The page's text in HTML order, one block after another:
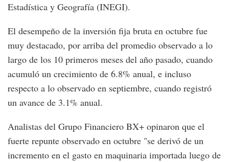
Estadística y Geografía (INEGI).
El desempeño de la inversión fija bruta en octubre fue
muy destacado, por arriba del promedio observado a lo
largo de los 10 primeros meses del año pasado, cuando
acumuló un crecimiento de 6.8% anual, e incluso
respecto a lo observado en septiembre, cuando registró
un avance de 3.1% anual.
Analistas del Grupo Financiero BX+ opinaron que el
fuerte repunte observado en octubre "se derivó de un
incremento en el gasto en maquinaria importada luego de